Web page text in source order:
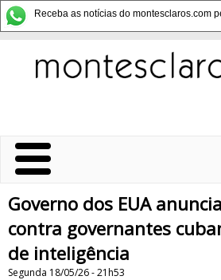
Receba as notícias do montesclaros.com
Governo dos EUA
contra governantes
de inteligência
Segunda 18/05/26 - 21h53